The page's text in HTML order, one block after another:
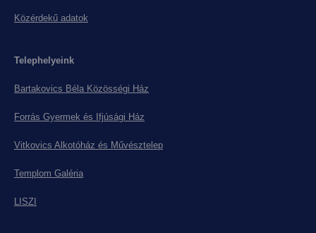
Közérdekű adatok
Telephelyeink
Bartakovics Béla Közösségi Ház
Forrás Gyermek és Ifjúsági Ház
Vitkovics Alkotóház és Művésztelep
Templom Galéria
LISZI